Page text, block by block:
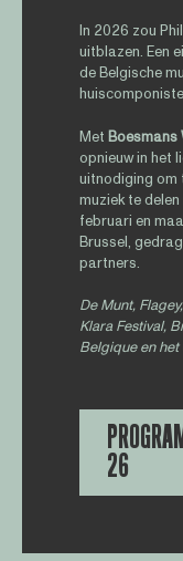
In 2026 zou
uitblazen. Een
de Belgische
Met Boesmans
opnieuw in het
uitnodiging om
muziek te
februari en
Brussel,
partners.
De Munt,
Klara Festival,
Belgique en
26